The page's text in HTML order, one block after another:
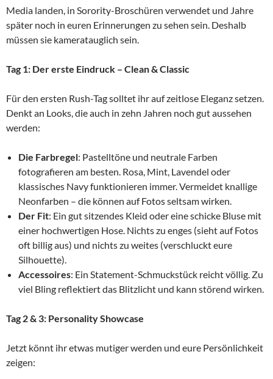
Media landen, in Sorority-Broschüren verwendet und Jahre
später noch in euren Erinnerungen zu sehen sein. Deshalb
müssen sie kameratauglich sein.
Tag 1: Der erste Eindruck – Clean & Classic
Für den ersten Rush-Tag solltet ihr auf zeitlose Eleganz setzen.
Denkt an Looks, die auch in zehn Jahren noch gut aussehen
werden:
Die Farbregel: Pastelltöne und neutrale Farben
fotografieren am besten. Rosa, Mint, Lavendel oder
klassisches Navy funktionieren immer. Vermeidet knallige
Neonfarben – die können auf Fotos seltsam wirken.
Der Fit: Ein gut sitzendes Kleid oder eine schicke Bluse mit
einer hochwertigen Hose. Nichts zu enges (sieht auf Fotos
oft billig aus) und nichts zu weites (verschluckt eure
Silhouette).
Accessoires: Ein Statement-Schmuckstück reicht völlig. Zu
viel Bling reflektiert das Blitzlicht und kann störend wirken.
Tag 2 & 3: Personality Showcase
Jetzt könnt ihr etwas mutiger werden und eure Persönlichkeit
zeigen: